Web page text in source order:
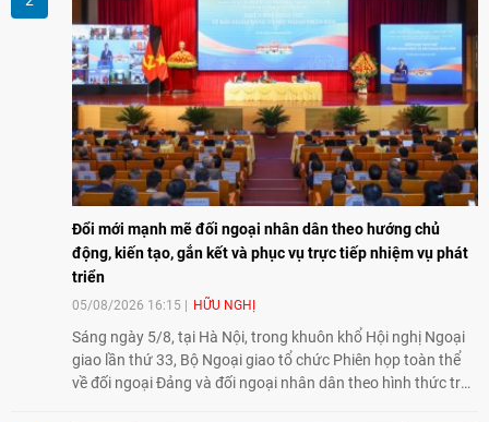
Đổi mới mạnh mẽ đối ngoại nhân dân theo hướng chủ
động, kiến tạo, gắn kết và phục vụ trực tiếp nhiệm vụ phát
triển
05/08/2026 16:15 HỮU NGHỊ
Sáng ngày 5/8, tại Hà Nội, trong khuôn khổ Hội nghị Ngoại
giao lần thứ 33, Bộ Ngoại giao tổ chức Phiên họp toàn thể
về đối ngoại Đảng và đối ngoại nhân dân theo hình thức trực